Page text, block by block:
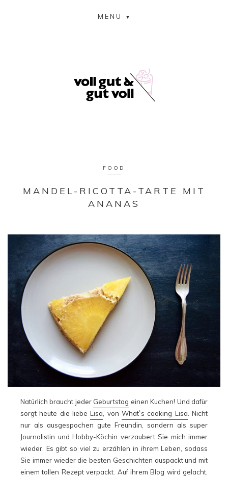
MENU
FOOD
MANDEL-RICOTTA-TARTE MIT
ANANAS
Natürlich braucht jeder Geburtstag einen Kuchen! Und dafür
sorgt heute die liebeLisa , vonWhat`s cooking Lisa . Nicht
nur als ausgespochen gute Freundin, sondern als super
Journalistin und Hobby-Köchin verzaubert Sie mich immer
wieder. Es gibt so viel zu erzählen in ihrem Leben, sodass
Sie immer wieder die besten Geschichten auspackt und mit
einem tollen Rezept verpackt. Auf ihrem Blog wird gelacht,